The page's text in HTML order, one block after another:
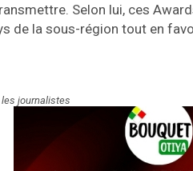
Selon lui, ces
de la sous-région tout en
les journalistes